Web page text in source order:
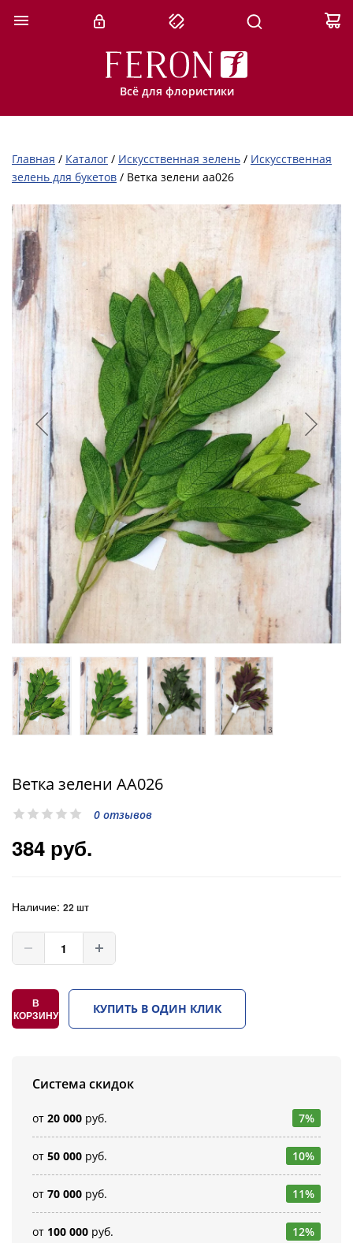
Всё для флористики
Главная / Каталог / Искусственная зелень / Искусственная
зелень для букетов / Ветка зелени aa026
Ветка зелени AA026
0 отзывов
384 руб.
Наличие: 22 шт
В
КОРЗИНУ
КУПИТЬ В ОДИН КЛИК
Система скидок
от 20 000 руб. 7%
от 50 000 руб. 10%
от 70 000 руб. 11%
от 100 000 руб. 12%